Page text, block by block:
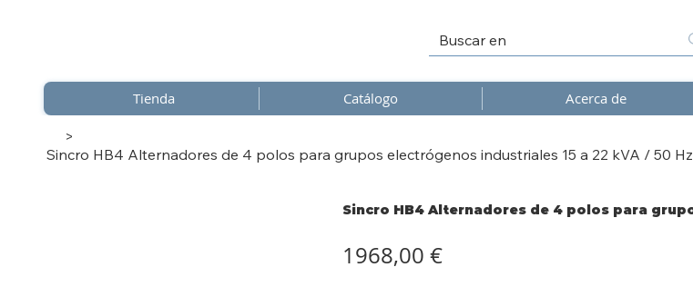
Tienda Catálogo Acerca de
>
Sincro HB4 Alternadores de 4 polos para grupos electrógenos industriales 15 a 22 kVA / 50
Sincro HB4 Alternadores de 4 polos para
1968,00 €